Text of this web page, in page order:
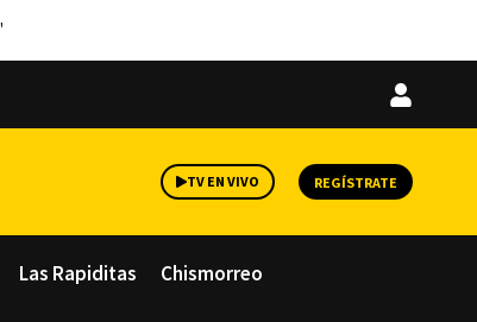
Iniciar
TV EN VIVO REGÍSTRATE
Las Rapiditas Chismorreo